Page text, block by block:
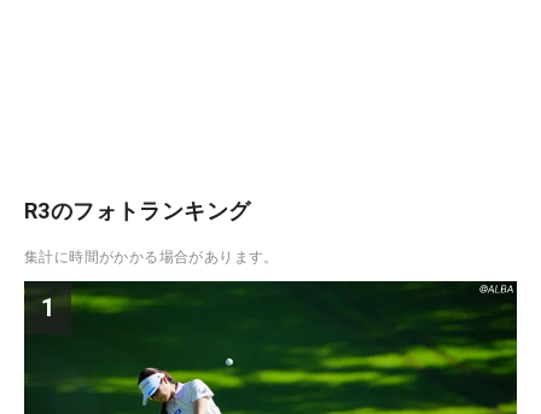
R3のフォトランキング
集計に時間がかかる場合があります。
1